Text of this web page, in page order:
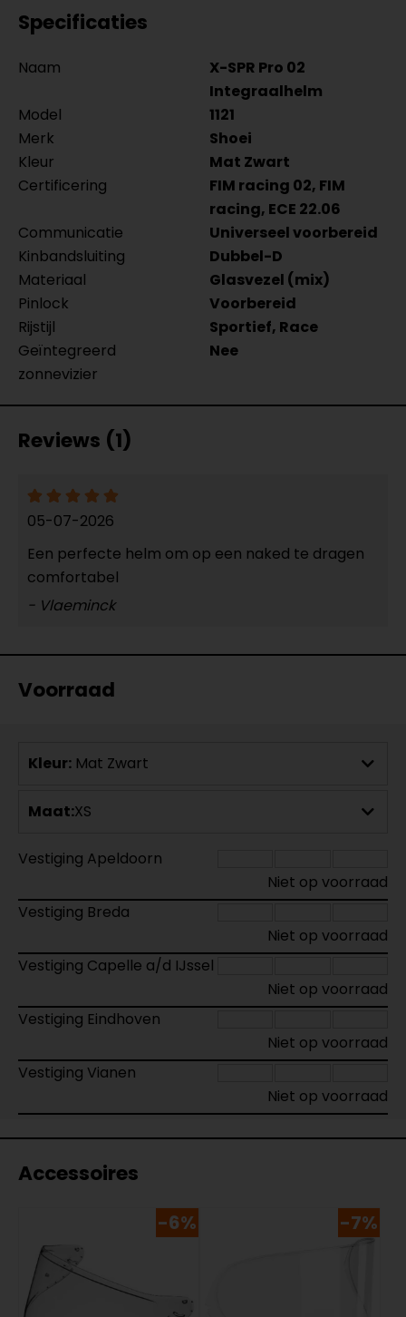
Specificaties
Naam
X-SPR Pro 02
Integraalhelm
Model
1121
Merk
Shoei
Kleur
Mat Zwart
Certificering
FIM racing 02, FIM
racing, ECE 22.06
Communicatie
Universeel voorbereid
Kinbandsluiting
Dubbel-D
Materiaal
Glasvezel (mix)
Pinlock
Voorbereid
Rijstijl
Sportief, Race
Geïntegreerd
zonnevizier
Nee
Reviews (1)
05-07-2026
Een perfecte helm om op een naked te dragen
comfortabel
- Vlaeminck
Voorraad
Kleur: Mat Zwart
Maat:XS
Vestiging Apeldoorn
Niet op voorraad
Vestiging Breda
Niet op voorraad
Vestiging Capelle a/d IJssel
Niet op voorraad
Vestiging Eindhoven
Niet op voorraad
Vestiging Vianen
Niet op voorraad
Accessoires
-6% -7%